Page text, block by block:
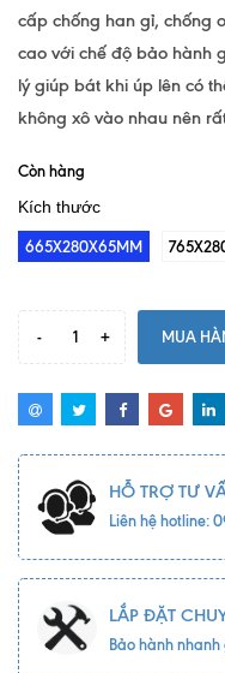
cấp chống han gỉ, chống
cao với chế độ bảo hành
lý giúp bát khi úp lên có
không xô vào nhau nên
Còn hàng
Kích thước
665X280X65MM
- + MUA
HỖ TRỢ TƯ
Liên hệ hotline:
LẮP ĐẶT
Bảo hành nhanh